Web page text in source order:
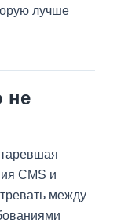
лучше
не
CMS и
между